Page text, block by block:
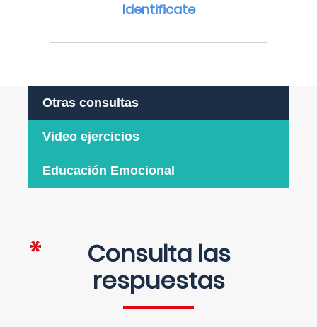
Identificate
Otras consultas
Video ejercicios
Educación Emocional
Consulta las
respuestas